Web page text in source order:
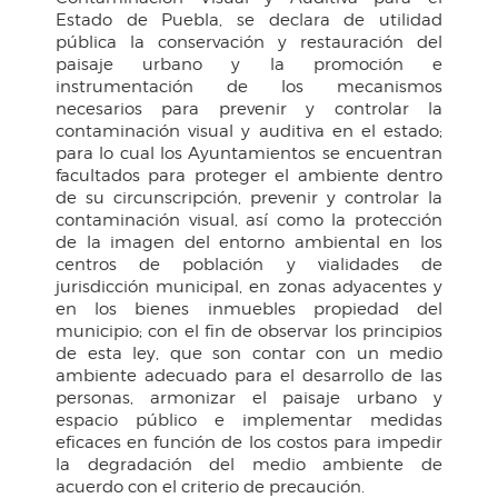
Estado de Puebla, se declara de utilidad
pública la conservación y restauración del
paisaje urbano y la promoción e
instrumentación de los mecanismos
necesarios para prevenir y controlar la
contaminación visual y auditiva en el estado;
para lo cual los Ayuntamientos se encuentran
facultados para proteger el ambiente dentro
de su circunscripción, prevenir y controlar la
contaminación visual, así como la protección
de la imagen del entorno ambiental en los
centros de población y vialidades de
jurisdicción municipal, en zonas adyacentes y
en los bienes inmuebles propiedad del
municipio; con el fin de observar los principios
de esta ley, que son contar con un medio
ambiente adecuado para el desarrollo de las
personas, armonizar el paisaje urbano y
espacio público e implementar medidas
eficaces en función de los costos para impedir
la degradación del medio ambiente de
acuerdo con el criterio de precaución.